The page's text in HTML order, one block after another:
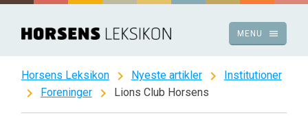
Spring
indhold
menu
MENU
Horsens Leksikon chevron_right Nyeste artikler chevron_right Institutioner
chevron_right Foreninger chevron_right Lions Club Horsens